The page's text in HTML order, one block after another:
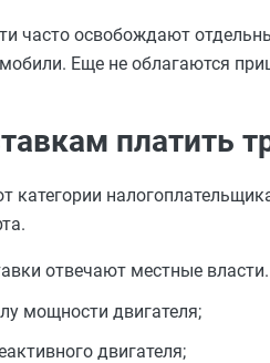
часто освобождают
Еще не облагаются
платить
категории
отвечают местные
мощности двигателя;
двигателя;